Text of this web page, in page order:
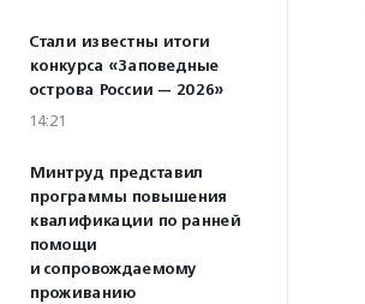
Стали известны итоги
конкурса «Заповедные
острова России — 2026»
14:21
Минтруд представил
программы повышения
квалификации по ранней
помощи
и сопровождаемому
проживанию